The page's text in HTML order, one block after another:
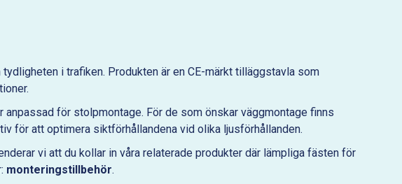
i trafiken. Produkten är en CE-märkt tilläggstavla som
för stolpmontage. För de som önskar väggmontage finns
för att optimera siktförhållandena vid olika ljusförhållanden.
vi att du kollar in våra relaterade produkter där lämpliga fästen för
monteringstillbehör.